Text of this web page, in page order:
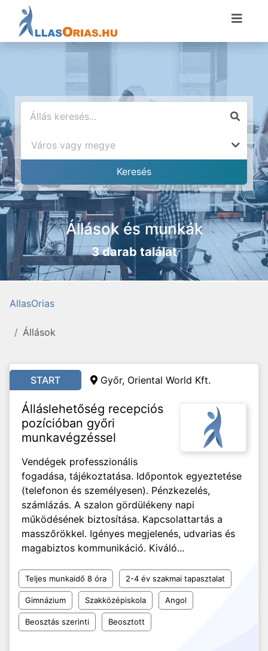
Állások és munkák
3 darab találat
AllasOrias
Állások
START Győr, Oriental World Kft.
Álláslehetőség recepciós
pozícióban győri
munkavégzéssel
Vendégek professzionális
fogadása, tájékoztatása. Időpontok egyeztetése
(telefonon és személyesen). Pénzkezelés,
számlázás. A szalon gördülékeny napi
működésének biztosítása. Kapcsolattartás a
masszőrökkel. Igényes megjelenés, udvarias és
magabiztos kommunikáció. Kiváló...
Teljes munkaidő 8 óra 2-4 év szakmai tapasztalat
Gimnázium Szakközépiskola Angol
Beosztás szerinti Beosztott